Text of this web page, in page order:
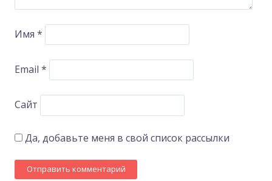
Имя *
Email *
Сайт
Да, добавьте меня в свой список рассылки